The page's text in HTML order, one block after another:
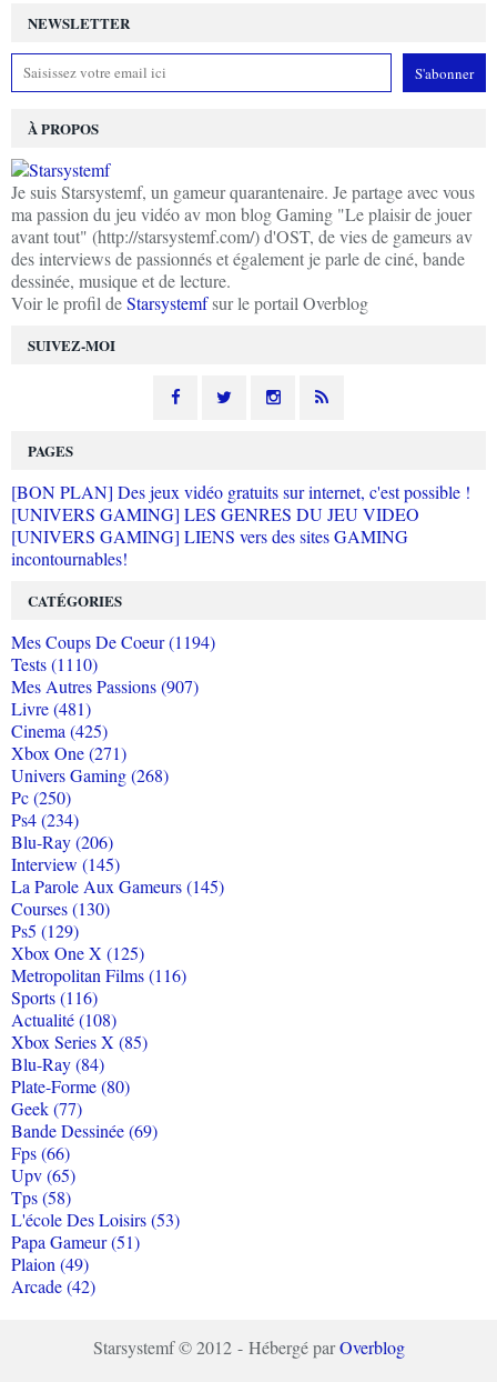
NEWSLETTER
SUIVEZ-MOI
À PROPOS
Je suis Starsystemf, un gameur quarantenaire. Je partage avec vous
ma passion du jeu vidéo av mon blog Gaming "Le plaisir de jouer
avant tout" (http://starsystemf.com/) d'OST, de vies de gameurs av
des interviews de passionnés et également je parle de ciné, bande
dessinée, musique et de lecture.
Voir le profil deStarsystemfsur le portail Overblog
PAGES
[BON PLAN] Des jeux vidéo gratuits sur internet, c'est possible !
[UNIVERS GAMING] LES GENRES DU JEU VIDEO
[UNIVERS GAMING] LIENS vers des sites GAMING
incontournables!
CATÉGORIES
Mes Coups De Coeur (1194)
Tests (1110)
Mes Autres Passions (907)
Livre (481)
Cinema (425)
Xbox One (271)
Univers Gaming (268)
Pc (250)
Ps4 (234)
Blu-Ray (206)
Interview (145)
La Parole Aux Gameurs (145)
Courses (130)
Ps5 (129)
Xbox One X (125)
Metropolitan Films (116)
Sports (116)
Actualité (108)
Xbox Series X (85)
Blu-Ray (84)
Plate-Forme (80)
Geek (77)
Bande Dessinée (69)
Fps (66)
Upv (65)
Tps (58)
L'école Des Loisirs (53)
Papa Gameur (51)
Plaion (49)
Arcade (42)
Starsystemf © 2012 - Hébergé parOverblog